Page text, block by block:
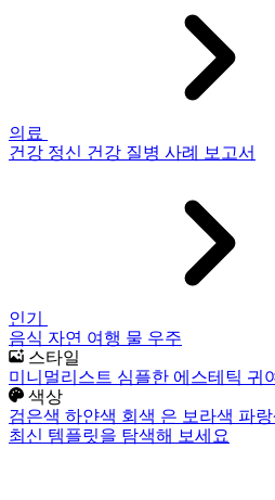
의료
건강 정신 건강 질병 사례 보고서
인기
음식 자연 여행 물 우주
스타일
미니멀리스트 심플한 에스테틱 귀
색상
검은색 하얀색 회색 은 보라색 파
최신 템플릿을 탐색해 보세요